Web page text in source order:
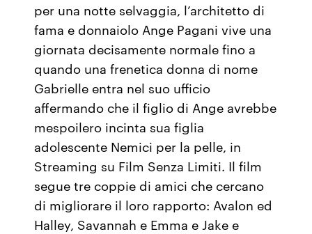
per una notte selvaggia, l’architetto di
fama e donnaiolo Ange Pagani vive una
giornata decisamente normale fino a
quando una frenetica donna di nome
Gabrielle entra nel suo ufficio
affermando che il figlio di Ange avrebbe
mespoilero incinta sua figlia
adolescente Nemici per la pelle, in
Streaming su Film Senza Limiti. Il film
segue tre coppie di amici che cercano
di migliorare il loro rapporto: Avalon ed
Halley, Savannah e Emma e Jake e